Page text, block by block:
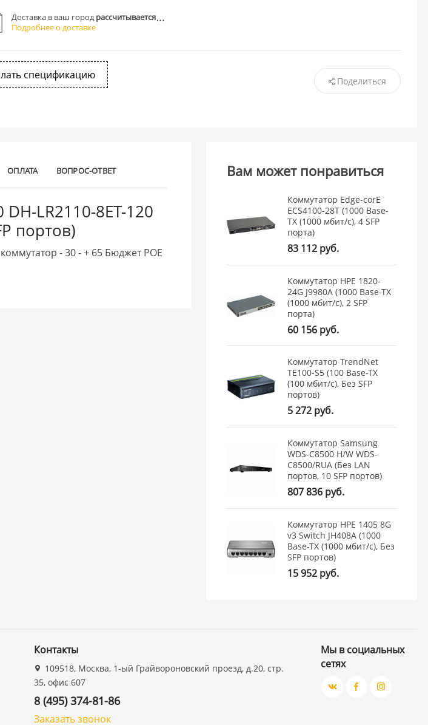
Доставка в ваш городрассчитывается
Подробнее о доставке
спецификацию Поделиться
ОПЛАТА ВОПРОС-ОТВЕТ
LR2110-8ET-120
портов)
- 30 - + 65 Бюджет POE
Вам может понравиться
Коммутатор Edge-corE
ECS4100-28T (1000 Base-
TX (1000 мбит/с), 4 SFP
порта)
83 112 руб.
Коммутатор HPE 1820-
24G J9980A (1000 Base-TX
(1000 мбит/с), 2 SFP
порта)
60 156 руб.
Коммутатор TrendNet
TE100-S5 (100 Base-TX
(100 мбит/с), Без SFP
портов)
5 272 руб.
Коммутатор Samsung
WDS-C8500 H/W WDS-
C8500/RUA (Без LAN
портов, 10 SFP портов)
807 836 руб.
Коммутатор HPE 1405 8G
v3 Switch JH408A (1000
Base-TX (1000 мбит/с), Без
SFP портов)
15 952 руб.
Контакты
109518, Москва, 1-ый Грайвороновский проезд, д.20, стр.
35, офис 607
8 (495) 374-81-86
Заказать звонок
Мы в социальных
сетях